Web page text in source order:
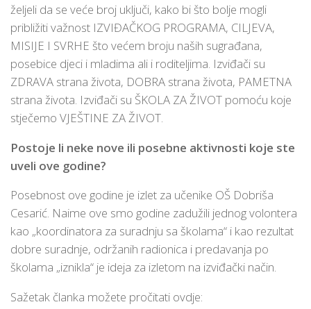
željeli da se veće broj uključi, kako bi što bolje mogli
približiti važnost IZVIĐAČKOG PROGRAMA, CILJEVA,
MISIJE I SVRHE što većem broju naših sugrađana,
posebice djeci i mladima ali i roditeljima. Izviđači su
ZDRAVA strana života, DOBRA strana života, PAMETNA
strana života. Izviđači su ŠKOLA ZA ŽIVOT pomoću koje
stječemo VJEŠTINE ZA ŽIVOT.
Postoje li neke nove ili posebne aktivnosti koje ste
uveli ove godine?
Posebnost ove godine je izlet za učenike OŠ Dobriša
Cesarić. Naime ove smo godine zadužili jednog volontera
kao „koordinatora za suradnju sa školama“ i kao rezultat
dobre suradnje, održanih radionica i predavanja po
školama „iznikla“ je ideja za izletom na izviđački način.
Sažetak članka možete pročitati ovdje: